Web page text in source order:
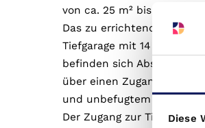
Diese
von ca. 25 m² bis ca. 167
Das zu errichtende
Tiefgarage mit 14
befinden sich
über einen Zugang von
und unbefugtem Zutritt.
Der Zugang zur